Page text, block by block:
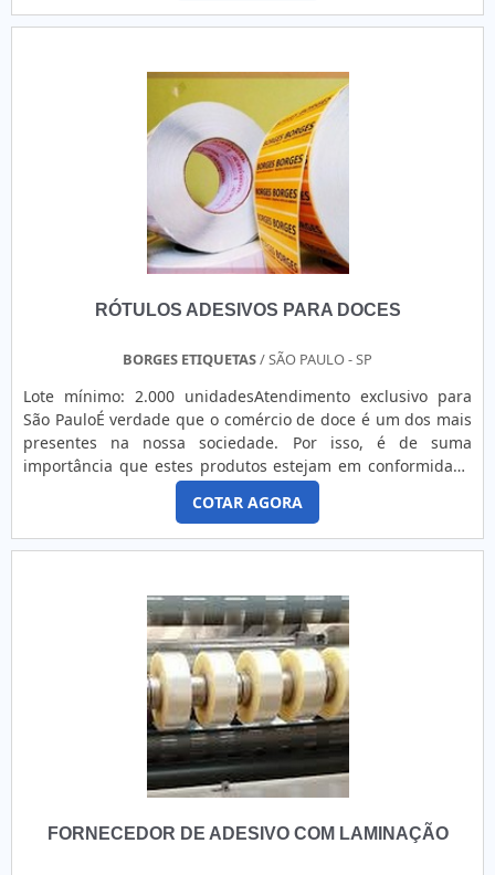
comercialização de produtos para automação.MAIS SOBRE
AS EMPRESAS DE ETIQUETAS E RÓTULOS ADESIVOSHá
excelência para se destacar entre as empresas de etiquetas
e rótulos adesivos. A Tag Color foca seus recursos em
oferecer aos clientes uma estrutura com: Escritório de alta
qualidade onde são realizadas as atividades; Fornecedores
certificados com ISO 9000; Estrutura suficiente para
atender todas as demandas. Não obstante, quando falamos
em empresas de etiquetas e rótulos adesivos, na essência
da empresa, a mesma deve prezar pelos produtos e
serviços com ótima qualidade e proteção, pontos
empresas que visam apenas o lucro, deixando a desejar nos
é comprometida com os serviços quando se explora o
garantir a satisfação da venda à entrega final, com foco
total na qualidade. O time conta com colaboradores
proativos que esperam seu contato para melhor
atender.QUALIDADE COMPROVADA NO SEGMENTONa Tag
Color sempre tem a solução mais buscada na área de
etiquetas adesivas. A empresa oferece opções como
etiquetas em bobina e impressoras com ótima qualidade e
dúvidas sobre os serviços do ramo, além de contar com os
melhores profissionais e instalações. Assim, conquistando a
confiança e a satisfação dos clientes, que são os maiores
objetivos da marca. A Tag Color é uma empresa que tem
sido apontada de forma positiva no segmento por toda
seriedade e qualidade, o que comprova sua essência de
trazer o melhor aos clientes no mercado. Saiba mais
solicitando um orçamento!.
RÓTULOS ADESIVOS PARA DOCES
BORGES ETIQUETAS/ SÃO PAULO - SP
Lote mínimo: 2.000 unidadesAtendimento exclusivo para
São PauloÉ verdade que o comércio de doce é um dos mais
presentes na nossa sociedade. Por isso, é de suma
importância que estes produtos estejam em conformidade
com os órgãos de proteção ao consumidor, oferecendo,
desta forma, não só um produto de alta qualidade como
também em uma embalagem adequada, que colabore com
a sua proteção e que contenha rótulos adesivos para doces.
são os itens utilizados para informar aos consumidores
antes da compra sobre informações fundamentais as quais
eles devem sempre estar cientes. Entre elas: Ingredientes
utilizados na produção; Prazos de validade e fabricação;
Empresa responsável pela produção.Desta forma, podemos
considerar que os rótulos para doces é um dos
responsáveis por realizar a comunicação entre as empresas
e consumidores. E, desta forma, investir na produção
destes itens de maneira qualificada, colaborando
seu negócio.Rótulos adesivos de alta qualidade para
COTAR AGORA
FORNECEDOR DE ADESIVO COM LAMINAÇÃO